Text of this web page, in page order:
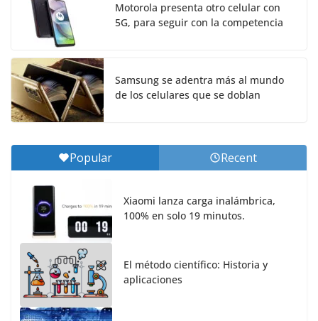
Motorola presenta otro celular con
5G, para seguir con la competencia
Samsung se adentra más al mundo
de los celulares que se doblan
Popular Recent
Xiaomi lanza carga inalámbrica,
100% en solo 19 minutos.
El método científico: Historia y
aplicaciones